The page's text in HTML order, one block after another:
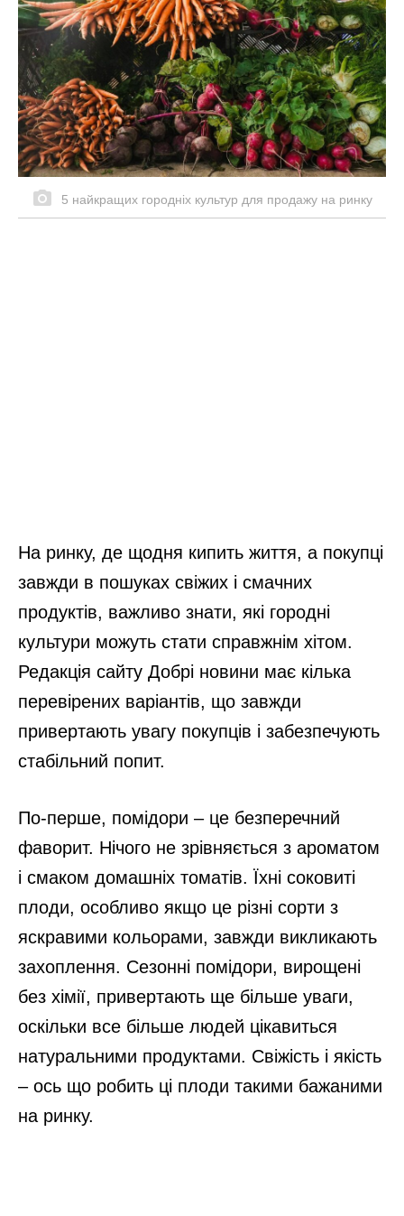
5 найкращих городніх культур для продажу на ринку
На ринку, де щодня кипить життя, а покупці
завжди в пошуках свіжих і смачних
продуктів, важливо знати, які городні
культури можуть стати справжнім хітом.
Редакція сайту Добрі новини має кілька
перевірених варіантів, що завжди
привертають увагу покупців і забезпечують
стабільний попит.
По-перше, помідори – це безперечний
фаворит. Нічого не зрівняється з ароматом
і смаком домашніх томатів. Їхні соковиті
плоди, особливо якщо це різні сорти з
яскравими кольорами, завжди викликають
захоплення. Сезонні помідори, вирощені
без хімії, привертають ще більше уваги,
оскільки все більше людей цікавиться
натуральними продуктами. Свіжість і якість
– ось що робить ці плоди такими бажаними
на ринку.